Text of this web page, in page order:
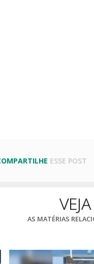
ESSE POST
AS MATÉRIAS